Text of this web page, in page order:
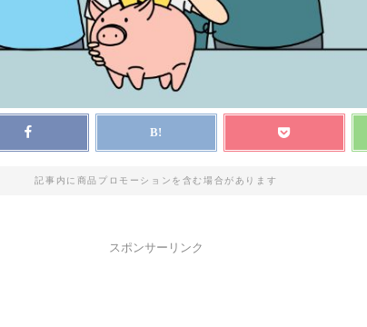
記事内に商品プロモーションを含む場合があります
スポンサーリンク